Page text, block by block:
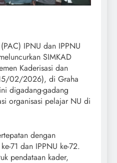
IPNU dan IPPNU
SIMKAD
Kaderisasi dan
02/2026), di Graha
digadang-gadang
organisasi pelajar NU di
dengan
71 dan IPPNU ke-72.
pendataan kader,